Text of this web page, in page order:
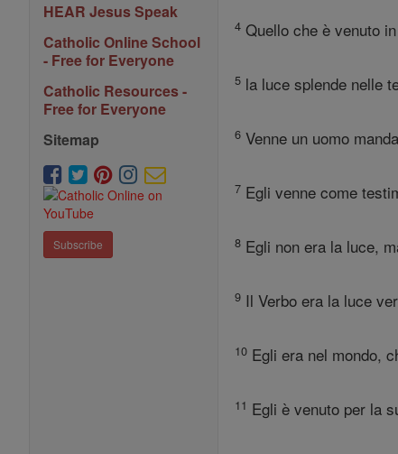
HEAR Jesus Speak
Catholic Online School
- Free for Everyone
Catholic Resources -
Free for Everyone
Sitemap
Subscribe
4 Quello che è venuto
5 la luce splende nelle
6 Venne un uomo
7 Egli venne come
8 Egli non era la luce,
9 Il Verbo era la luce
10 Egli era nel mondo,
11 Egli è venuto per la